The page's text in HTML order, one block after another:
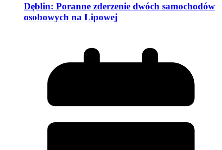
Dęblin: Poranne zderzenie dwóch samochodów
osobowych na Lipowej